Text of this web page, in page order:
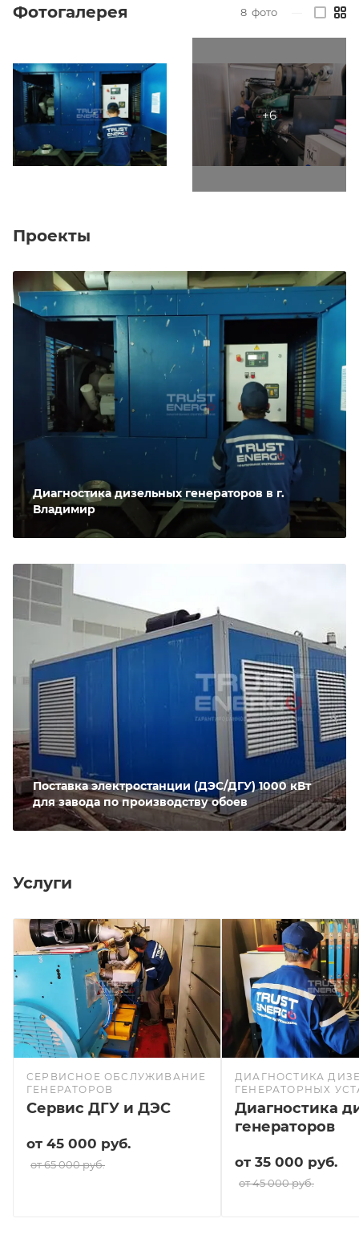
Фотогалерея 8 фото
Проекты
Диагностика дизельных генераторов в г.
Владимир
Поставка электростанции (ДЭС/ДГУ) 1000 кВт
для завода по производству обоев
Услуги
СЕРВИСНОЕ ОБСЛУЖИВАНИЕ
ГЕНЕРАТОРОВ
Сервис ДГУ и ДЭС
от 45 000 руб.
от 65 000 руб.
ДИАГНОСТИКА
ГЕНЕРАТОРНЫХ
Диагностика
генераторов
от 35 000 руб.
от 45 000 руб.